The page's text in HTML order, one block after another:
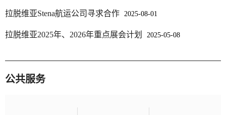
拉脱维亚Stena航运公司寻求合作 2025-08-01
拉脱维亚2025年、2026年重点展会计划 2025-05-08
公共服务